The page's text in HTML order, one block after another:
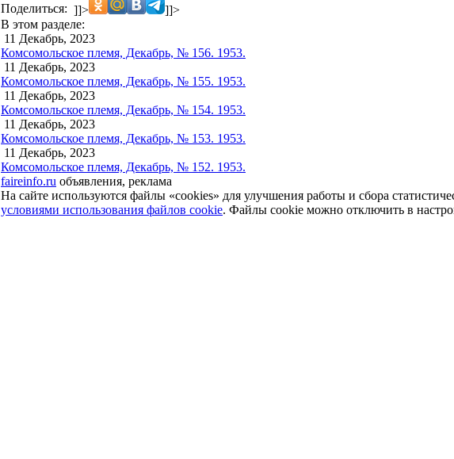
Поделиться: ]]>
]]>
В этом разделе:
11 Декабрь, 2023
Комсомольское племя, Декабрь, № 156. 1953.
11 Декабрь, 2023
Комсомольское племя, Декабрь, № 155. 1953.
11 Декабрь, 2023
Комсомольское племя, Декабрь, № 154. 1953.
11 Декабрь, 2023
Комсомольское племя, Декабрь, № 153. 1953.
11 Декабрь, 2023
Комсомольское племя, Декабрь, № 152. 1953.
faireinfo.ru объявления, реклама
На сайте используются файлы «cookies» для улучшения работы и сбора
условиями использования файлов cookie. Файлы cookie можно отключить в